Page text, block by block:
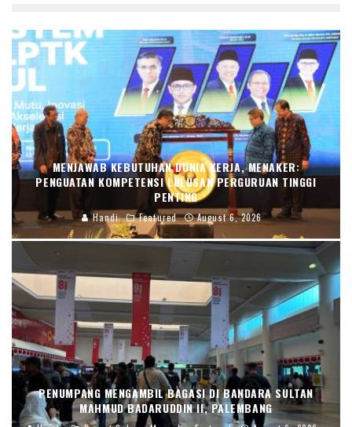
MENJAWAB KEBUTUHAN DUNIA KERJA, MENAKER:
PENGUATAN KOMPETENSI LULUSAN PERGURUAN TINGGI
PENTING
Handi Featured August 6, 2026
PENUMPANG MENGAMBIL BAGASI DI BANDARA SULTAN
MAHMUD BADARUDDIN II, PALEMBANG